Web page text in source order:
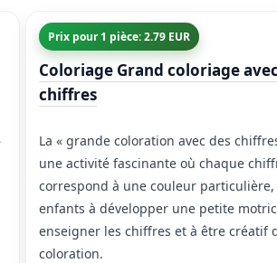
Prix pour 1 pièce: 2.79 EUR
Coloriage Grand coloriage
chiffres
La « grande coloration avec des
une activité fascinante où chaque
correspond à une couleur
enfants à développer une petite
enseigner les chiffres et à être créatif
coloration.